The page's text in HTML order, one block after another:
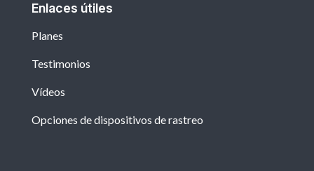
Enlaces útiles
Planes
Testimonios
Vídeos
Opciones de dispositivos de rastreo